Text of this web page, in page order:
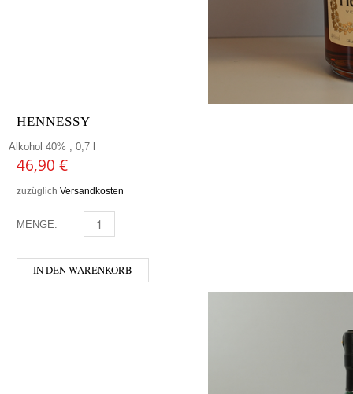
HENNESSY
Alkohol 40% , 0,7 l
46,90 €
zuzüglich Versandkosten
MENGE: HENNESSY MENGE
IN DEN WARENKORB